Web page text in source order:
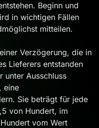
Beginn und
in wichtigen Fällen
mitteilen.
Verzögerung, die in
Lieferers entstanden
unter Ausschluss
eine
Sie beträgt für jede
von Hundert, im
vom Wert